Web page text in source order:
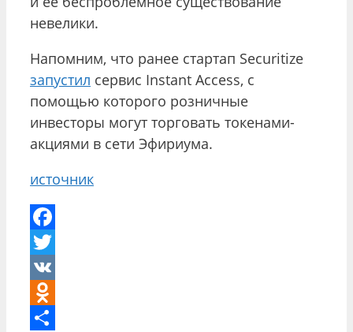
невелики.
Напомним, что ранее стартап Securitize
запустил сервис Instant Access, с
помощью которого розничные
инвесторы могут торговать токенами-
акциями в сети Эфириума.
источник
Facebook
Twitter
VK
Odnoklassniki